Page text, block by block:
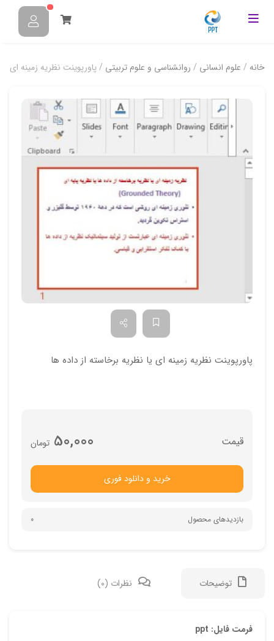
خانه / علوم انسانی / روانشناسی و علوم تربیتی / پاورپوینت نظریه زمینه ای
پاورپوینت نظریه زمینه ای یا نظریه برخاسته از داده ها
تومان 50,000
خرید و دانلود فوری
بازدیدهای محصول 0
توضیحات نظرات (0)
فرمت فایل: ppt